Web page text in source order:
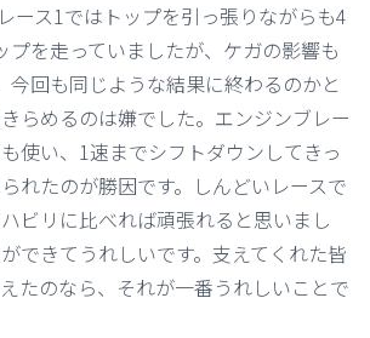
ース1ではトップを引っ張りながらも4
プを走っていましたが、ケガの影響も
今回も同じような結果に終わるのかと
らめるのは嫌でした。エンジンブレー
使い、1速までシフトダウンしてきっ
れたのが勝因です。しんどいレースで
ビリに比べれば頑張れると思いまし
できてうれしいです。支えてくれた皆
たのなら、それが一番うれしいことで